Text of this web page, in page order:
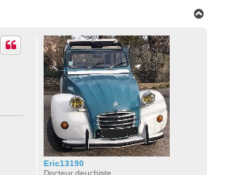
Eric13190
Docteur deuchiste